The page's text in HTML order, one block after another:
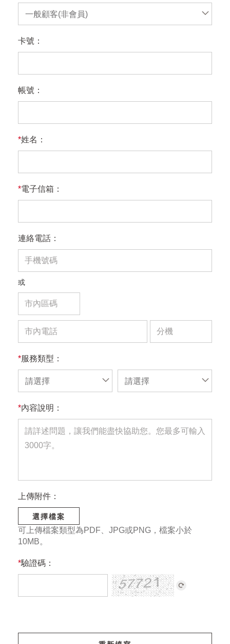
一般顧客(非會員)
卡號：
帳號：
*姓名：
*電子信箱：
連絡電話：
或
*服務類型：
請選擇 請選擇
*內容說明：
上傳附件：
選擇檔案
可上傳檔案類型為PDF、JPG或PNG，檔案小於
10MB。
*驗證碼：